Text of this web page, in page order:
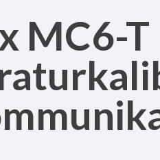
MC6-T